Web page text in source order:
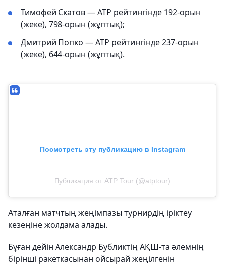
Тимофей Скатов — ATP рейтингінде 192-орын
(жеке), 798-орын (жұптық);
Дмитрий Попко — ATP рейтингінде 237-орын
(жеке), 644-орын (жұптық).
Посмотреть эту публикацию в Instagram
Публикация от ATP Tour (@atptour)
Аталған матчтың жеңімпазы турнирдің іріктеу
кезеңіне жолдама алады.
Бұған дейін Александр Бубликтің АҚШ-та әлемнің
бірінші ракеткасынан ойсырай жеңілгенін